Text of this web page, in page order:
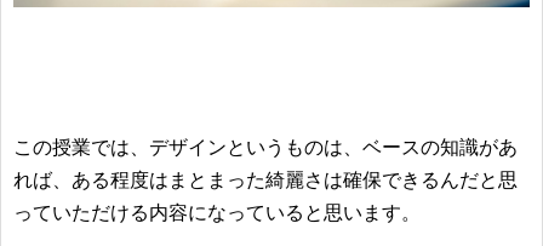
この授業では、デザインというものは、ベースの知識があ
れば、ある程度はまとまった綺麗さは確保できるんだと思
っていただける内容になっていると思います。